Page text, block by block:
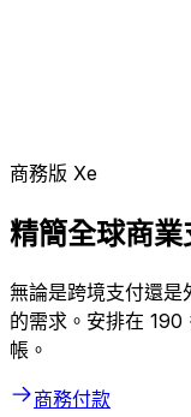
商務版 Xe
精簡全球商業
無論是跨境支付還是
的需求。安排在
帳。
商務付款